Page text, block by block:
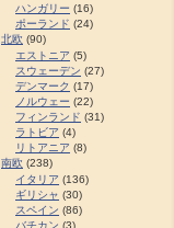
ハンガリー (16)
ポーランド (24)
北欧 (90)
エストニア (5)
スウェーデン (27)
デンマーク (17)
ノルウェー (22)
フィンランド (31)
ラトビア (4)
リトアニア (8)
南欧 (238)
イタリア (136)
ギリシャ (30)
スペイン (86)
バチカン (3)